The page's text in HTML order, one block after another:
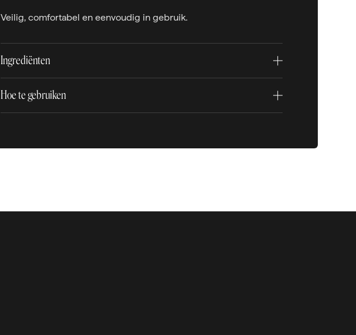
Veilig, comfortabel en eenvoudig in gebruik.
Ingrediënten
Hoe te gebruiken